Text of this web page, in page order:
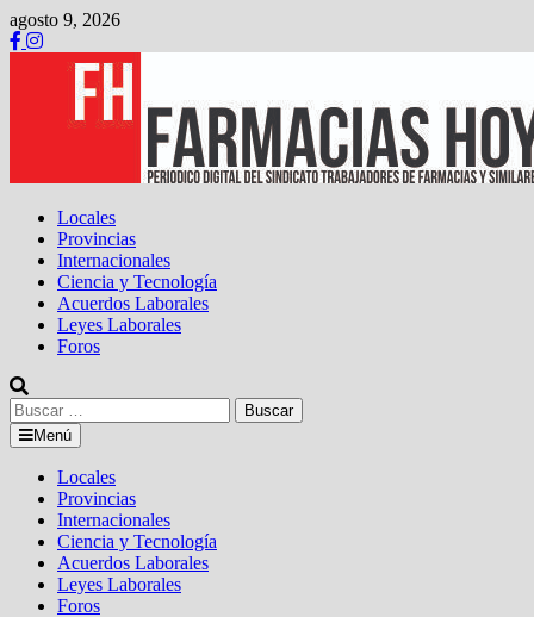
Saltar
al
contenido
agosto 9, 2026
Locales
Provincias
Internacionales
Ciencia y Tecnología
Acuerdos Laborales
Leyes Laborales
Foros
Buscar:
Menú
Locales
Provincias
Internacionales
Ciencia y Tecnología
Acuerdos Laborales
Leyes Laborales
Foros